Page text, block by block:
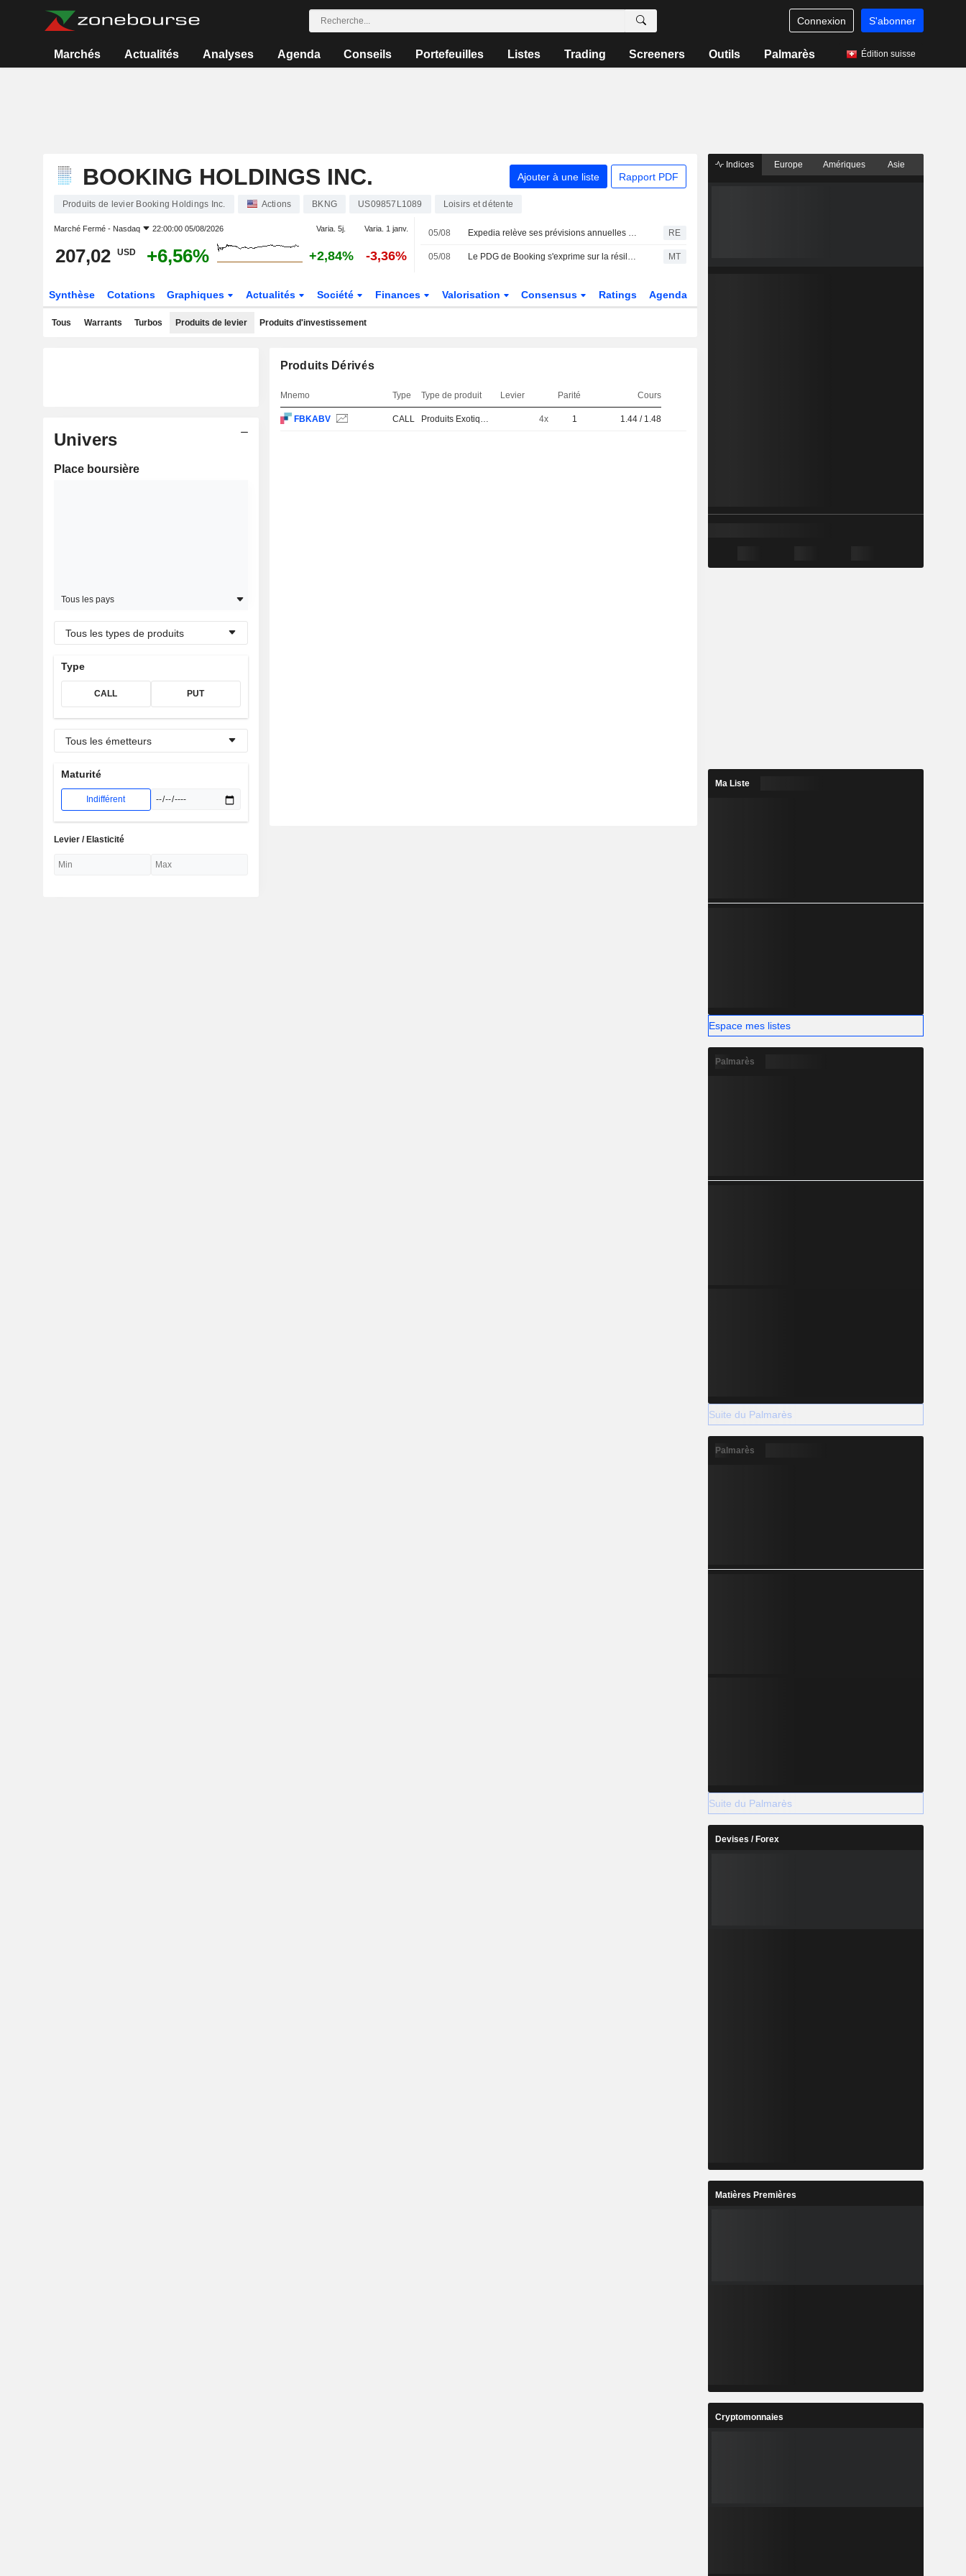
Connexion S'abonner
Marchés Actualités Analyses Agenda Conseils Portefeuilles Listes Trading Screeners Outils Palmarès Édition suisse
BOOKING HOLDINGS INC. Ajouter à une liste Rapport PDF
Produits de levier Booking Holdings Inc. Actions BKNG US09857L1089 Loisirs et détente
Marché Fermé - Nasdaq 22:00:00 05/08/2026 Varia. 5j. Varia. 1 janv.
207,02 USD +6,56% +2,84% -3,36%
05/08 Expedia relève ses prévisions annuelles face à la résilience de la demande de voyages domestiques RE
05/08 Le PDG de Booking s'exprime sur la résilience du secteur du voyage MT
Synthèse Cotations Graphiques Actualités Société Finances Valorisation Consensus Ratings Agenda
Tous Warrants Turbos Produits de levier Produits d'investissement
Univers
Place boursière
Tous les pays
Tous les types de produits
Type
CALL PUT
Tous les émetteurs
Maturité
Indifférent
Levier / Elasticité
Produits Dérivés
Mnemo Type Type de produit Levier Parité Cours
FBKABV CALL Produits Exotiques 4x 1 1.44 / 1.48
Indices Europe Amériques Asie
Ma Liste
Espace mes listes
Palmarès
Suite du Palmarès
Palmarès
Suite du Palmarès
Devises / Forex
Matières Premières
Cryptomonnaies